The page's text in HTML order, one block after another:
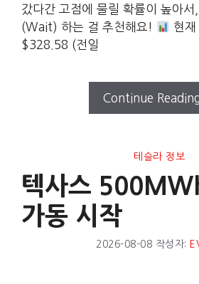
갔다간 고점에 물릴 확률이 높아서
(Wait) 하는 걸 추천해요!
현
$328.58 (전일
Continue
테슬라 정보
텍사스
가동 시작
2026-08-08 작성자: